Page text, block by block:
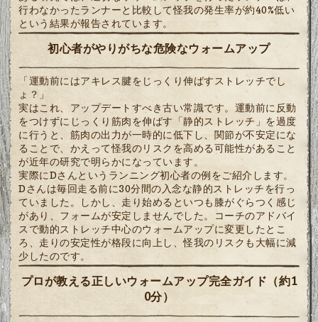
行わなかったランナーと比較して怪我の発生率が約40%低い
という結果が報告されています。
初心者がやりがちな危険なウォームアップ
「運動前にはアキレス腱をじっくり伸ばすストレッチでし
ょ？」
実はこれ、アップデートすべき古い常識です。運動前に反動
をつけずにじっくり筋肉を伸ばす「静的ストレッチ」を過度
に行うと、筋肉の出力が一時的に低下し、関節が不安定にな
ることで、かえって怪我のリスクを高める可能性があること
が近年の研究で明らかになっています。
実際にDさんというランニング初心者の例をご紹介します。
Dさんは毎回走る前に30分間の入念な静的ストレッチを行っ
ていました。しかし、走り始めるといつも膝がぐらつく感じ
があり、フォームが安定しませんでした。コーチのアドバイ
スで動的ストレッチ中心のウォームアップに変更したとこ
ろ、走りの安定性が格段に向上し、怪我のリスクも大幅に減
少したのです。
プロが教える正しいウォームアップ完全ガイド（約1
0分）